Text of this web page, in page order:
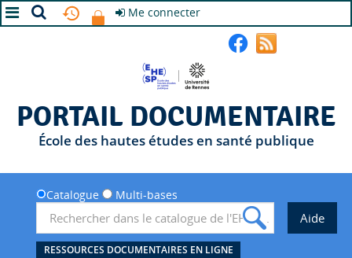
Me connecter
PORTAIL DOCUMENTAIRE
École des hautes études en santé publique
Catalogue Multi-bases
RESSOURCES DOCUMENTAIRES EN LIGNE